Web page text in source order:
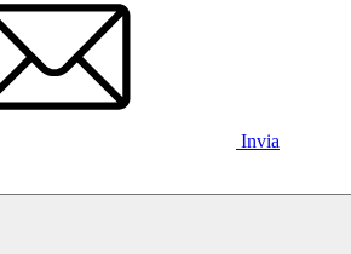
Invia